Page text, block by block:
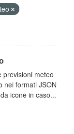
previsioni meteo
nei formati JSON
icone in caso...